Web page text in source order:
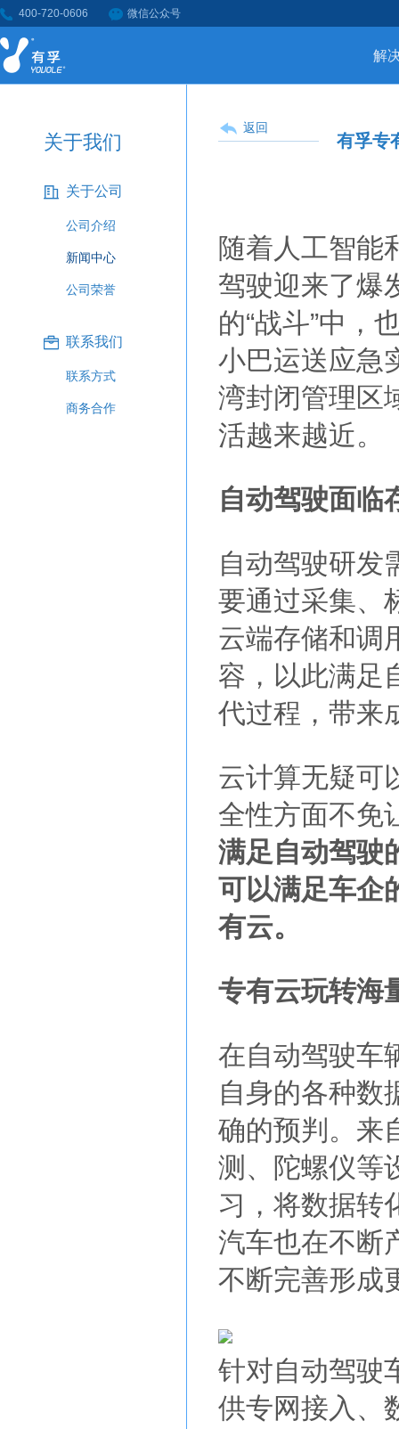
400-720-0606 微信公众号
解
关于我们
关于公司
公司介绍
新闻中心
公司荣誉
联系我们
联系方式
商务合作
返回
有孚专
随着人工智能
驾驶迎来了爆
的“战斗”中，
小巴运送应急
湾封闭管理区
活越来越近。
自动驾驶面临
自动驾驶研发
要通过采集、
云端存储和调
容，以此满足
代过程，带来
云计算无疑可
全性方面不免
满足自动驾驶
可以满足车企
有云。
专有云玩转海
在自动驾驶车
自身的各种数
确的预判。来
测、陀螺仪等
习，将数据转
汽车也在不断
不断完善形成
针对自动驾驶
供专网接入、